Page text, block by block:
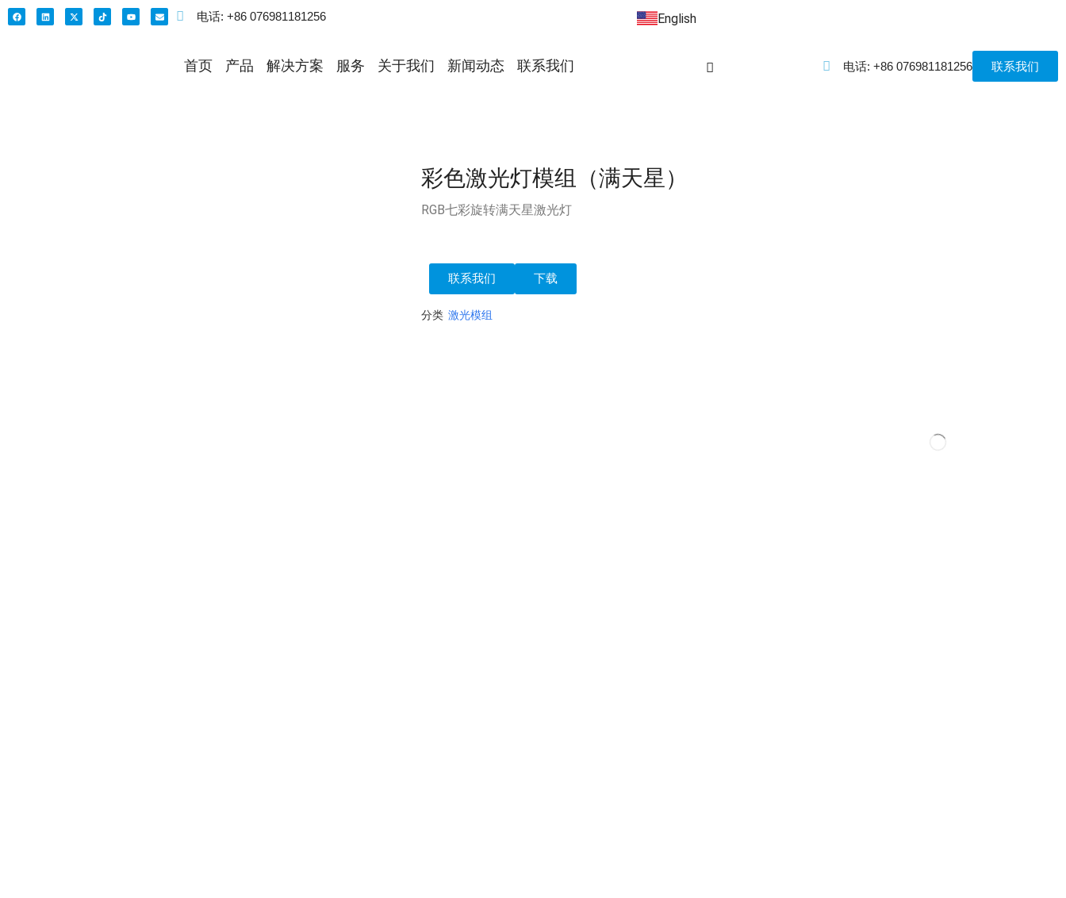
电话: +86 076981181256 English
首页 产品 解决方案 服务 关于我们 新闻动态 联系我们 电话: +86 076981181256 联系我们
彩色激光灯模组（满天星）
RGB七彩旋转满天星激光灯
联系我们 下载
分类 激光模组